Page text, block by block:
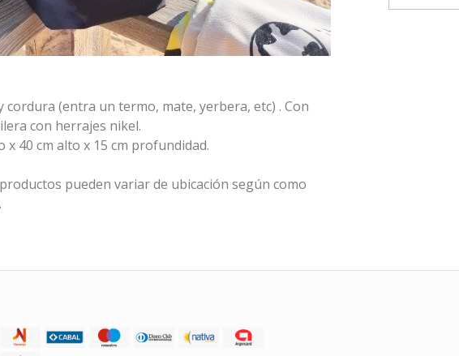
cordura (entra un termo, mate, yerbera, etc) . Con
con herrajes nikel.
x 40 cm alto x 15 cm profundidad.
pueden variar de ubicación según como